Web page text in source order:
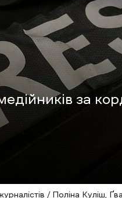
за
/ Поліна Куліш,